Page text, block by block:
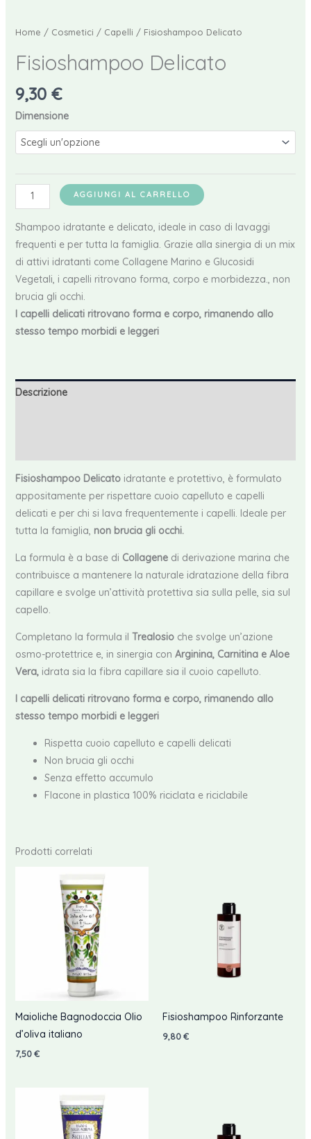
Home / Cosmetici / Capelli / Fisioshampoo Delicato
Fisioshampoo Delicato
9,30 €
Dimensione
Fisioshampoo
Delicato
quantità
AGGIUNGI AL CARRELLO
Shampoo idratante e delicato, ideale in caso di lavaggi
frequenti e per tutta la famiglia. Grazie alla sinergia di un mix
di attivi idratanti come Collagene Marino e Glucosidi
Vegetali, i capelli ritrovano forma, corpo e morbidezza., non
brucia gli occhi.
I capelli delicati ritrovano forma e corpo, rimanendo allo
stesso tempo morbidi e leggeri
Descrizione
Fisioshampoo Delicatoidratante e protettivo, è formulato
appositamente per rispettare cuoio capelluto e capelli
delicati e per chi si lava frequentemente i capelli. Ideale per
tutta la famiglia, non brucia gli occhi.
La formula è a base di Collagenedi derivazione marina che
contribuisce a mantenere la naturale idratazione della fibra
capillare e svolge un’attività protettiva sia sulla pelle, sia sul
capello.
Completano la formula il Trealosioche svolge un’azione
osmo-protettrice e, in sinergia con Arginina, Carnitina e Aloe
Vera, idrata sia la fibra capillare sia il cuoio capelluto.
I capelli delicati ritrovano forma e corpo, rimanendo allo
stesso tempo morbidi e leggeri
Rispetta cuoio capelluto e capelli delicati
Non brucia gli occhi
Senza effetto accumulo
Flacone in plastica 100% riciclata e riciclabile
Prodotti correlati
Maioliche Bagnodoccia Olio
d’oliva italiano
7,50€
Fisioshampoo Rinforzante
9,80€